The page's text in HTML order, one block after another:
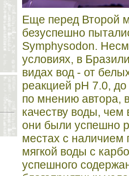
Еще перед Второй
безуспешно
Symphysodon.
условиях, в
видах вод - от
реакцией рН 7.0,
по мнению автора,
качеству воды, чем
они были успешно
местах с наличием
мягкой воды с
успешного